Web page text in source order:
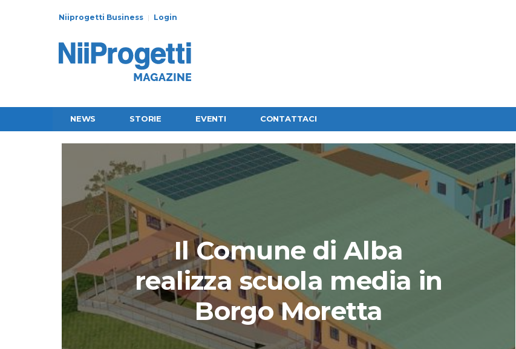
Niiprogetti Business Login
NEWS STORIE EVENTI CONTATTACI
Il Comune di Alba
realizza scuola media in
Borgo Moretta
STORIE
URBAN
HEADQUARTERS. Il
Urban Headquarters:
il workplace che